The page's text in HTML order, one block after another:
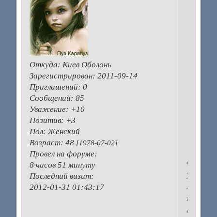
Откуда: Киев Оболонь
Зарегистрирован: 2011-09-14
Приглашений: 0
Сообщений: 85
Уважение: +10
Позитив: +3
Пол: Женский
Возраст: 48 [1978-07-02]
Провел на форуме:
8 часов 51 минуту
Последний визит:
2012-01-31 01:43:17
оооо,
у
меня
так
во